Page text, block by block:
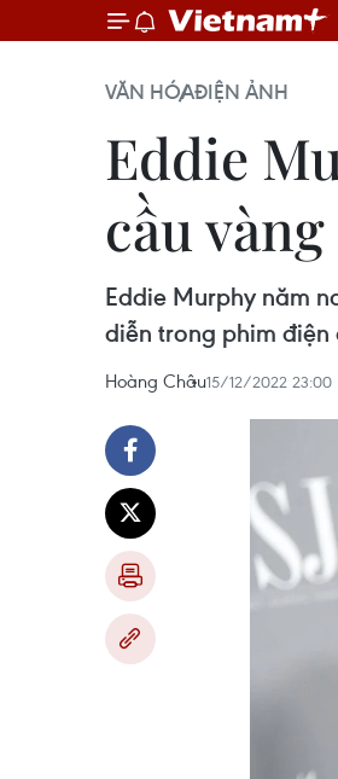
VĂN HÓAĐIỆN ẢNH
Eddie
cầu vàng
Eddie Murphy năm
diễn trong phim điện
Hoàng Châu15/12/2022 23:00